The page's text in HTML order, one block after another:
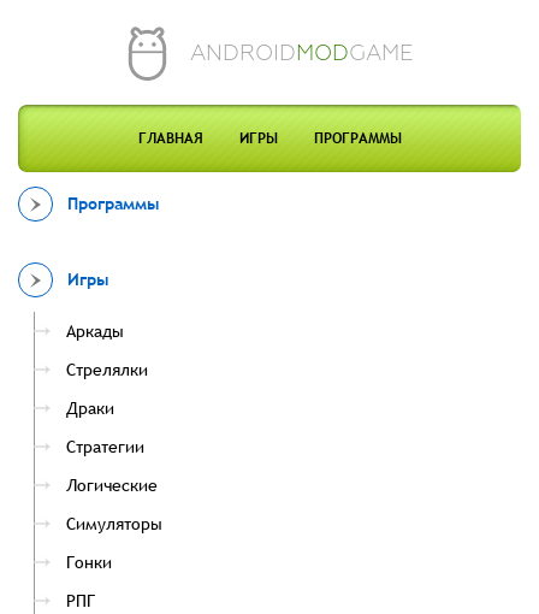
ANDROIDMODGAME
ГЛАВНАЯ ИГРЫ ПРОГРАММЫ
Программы
Игры
Аркады
Стрелялки
Драки
Стратегии
Логические
Симуляторы
Гонки
РПГ